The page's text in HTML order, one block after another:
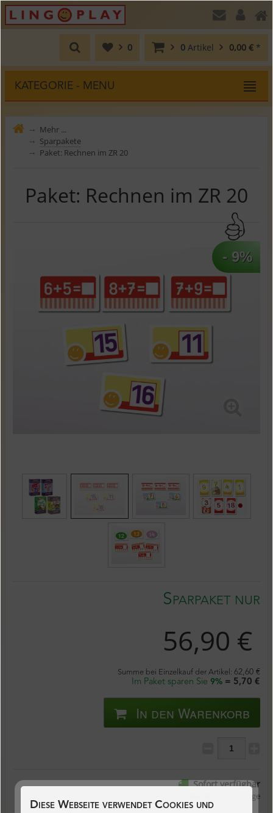
0 Artikel 0,00 € *
0
KATEGORIE - MENU
⤍ Mehr ...
⤍ Sparpakete
⤍ Paket: Rechnen im ZR 20
Paket: Rechnen im ZR 20
- 9%
Sparpaket nur
56,90 €
Summe bei Einzelkauf der Artikel: 62,60 €
Im Paket sparen Sie 9% = 5,70 €
In den Warenkorb
Sofort verfügbar
2 Werktage
Diese Webseite verwendet Cookies und